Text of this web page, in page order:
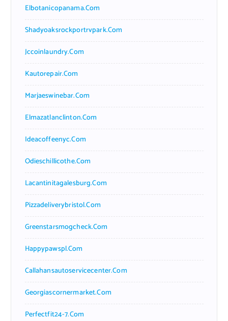
Elbotanicopanama.com
Shadyoaksrockportrvpark.com
Jccoinlaundry.com
Kautorepair.com
Marjaeswinebar.com
Elmazatlanclinton.com
Ideacoffeenyc.com
Odieschillicothe.com
Lacantinitagalesburg.com
Pizzadeliverybristol.com
Greenstarsmogcheck.com
Happypawspl.com
Callahansautoservicecenter.com
Georgiascornermarket.com
Perfectfit24-7.com